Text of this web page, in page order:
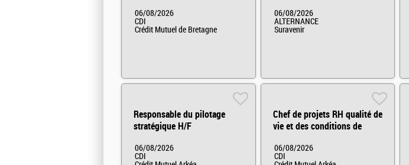
06/08/2026
CDI
Crédit Mutuel de Bretagne
06/08/2026
ALTERNANCE
Suravenir
Responsable du pilotage
stratégique H/F
06/08/2026
CDI
Chef de projets RH qualité de
vie et des conditions de
06/08/2026
CDI